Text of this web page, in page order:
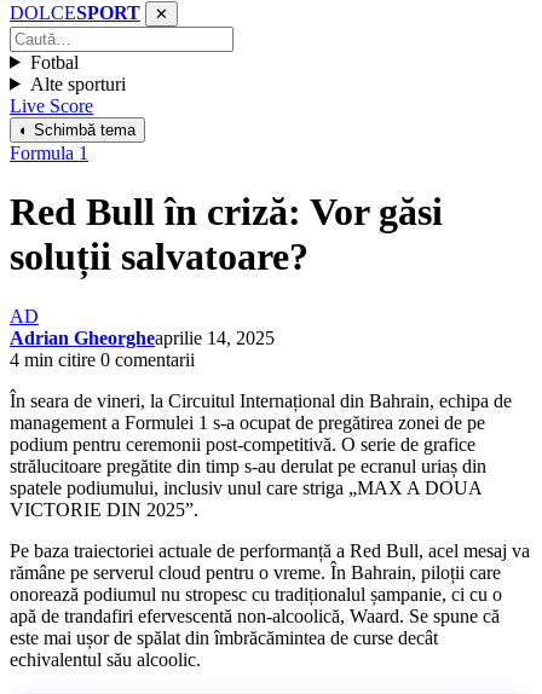
DOLCESPORT ✕
Fotbal
Alte sporturi
Live Score
◐ Schimbă tema
Formula 1
Red Bull în criză: Vor găsi
soluții salvatoare?
AD
Adrian Gheorgheaprilie 14, 2025
4 min citire 0 comentarii
În seara de vineri, la Circuitul Internațional din Bahrain, echipa de
management a Formulei 1 s-a ocupat de pregătirea zonei de pe
podium pentru ceremonii post-competitivă. O serie de grafice
strălucitoare pregătite din timp s-au derulat pe ecranul uriaș din
spatele podiumului, inclusiv unul care striga „MAX A DOUA
VICTORIE DIN 2025”.
Pe baza traiectoriei actuale de performanță a Red Bull, acel mesaj va
rămâne pe serverul cloud pentru o vreme. În Bahrain, piloții care
onorează podiumul nu stropesc cu tradiționalul șampanie, ci cu o
apă de trandafiri efervescentă non-alcoolică, Waard. Se spune că
este mai ușor de spălat din îmbrăcămintea de curse decât
echivalentul său alcoolic.